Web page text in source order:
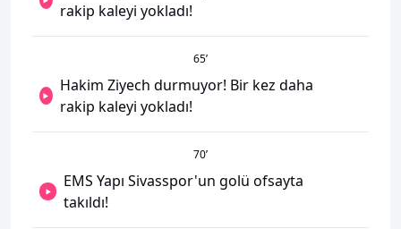
rakip kaleyi yokladı!
65’
Hakim Ziyech durmuyor! Bir kez daha
rakip kaleyi yokladı!
70’
EMS Yapı Sivasspor'un golü ofsayta
takıldı!